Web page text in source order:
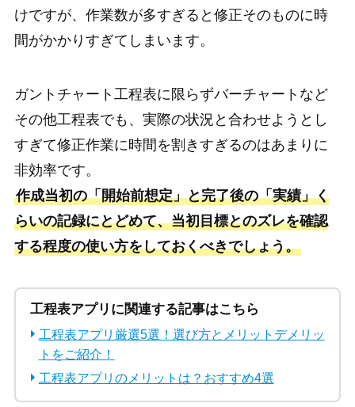
けですが、作業数が多すぎると修正そのものに時
間がかかりすぎてしまいます。
ガントチャート工程表に限らずバーチャートなど
その他工程表でも、実際の状況と合わせようとし
すぎて修正作業に時間を割きすぎるのはあまりに
非効率です。
作成当初の「開始前想定」と完了後の「実績」く
らいの記録にとどめて、当初目標とのズレを確認
する程度の使い方をしておくべきでしょう。
工程表アプリに関連する記事はこちら
工程表アプリ厳選5選！選び方とメリットデメリッ
トをご紹介！
工程表アプリのメリットは？おすすめ4選